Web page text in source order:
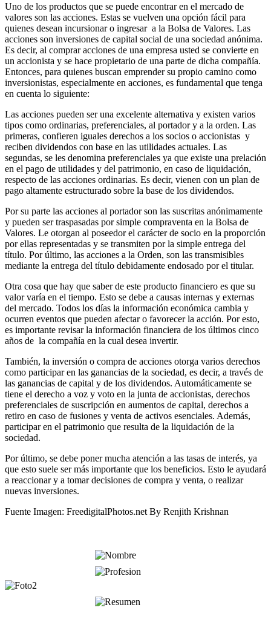
Uno de los productos que se puede encontrar en el mercado de
valores son las acciones. Estas se vuelven una opción fácil para
quienes desean incursionar o ingresar a la Bolsa de Valores. Las
acciones son inversiones de capital social de una sociedad anónima.
Es decir, al comprar acciones de una empresa usted se convierte en
un accionista y se hace propietario de una parte de dicha compañía.
Entonces, para quienes buscan emprender su propio camino como
inversionistas, especialmente en acciones, es fundamental que tenga
en cuenta lo siguiente:
Las acciones pueden ser una excelente alternativa y existen varios
tipos como ordinarias, preferenciales, al portador y a la orden. Las
primeras, confieren iguales derechos a los socios o accionistas y
reciben dividendos con base en las utilidades actuales. Las
segundas, se les denomina preferenciales ya que existe una prelación
en el pago de utilidades y del patrimonio, en caso de liquidación,
respecto de las acciones ordinarias. Es decir, vienen con un plan de
pago altamente estructurado sobre la base de los dividendos.
Por su parte las acciones al portador son las suscritas anónimamente
y pueden ser traspasadas por simple compraventa en la Bolsa de
Valores. Le otorgan al poseedor el carácter de socio en la proporción
por ellas representadas y se transmiten por la simple entrega del
título. Por último, las acciones a la Orden, son las transmisibles
mediante la entrega del título debidamente endosado por el titular.
Otra cosa que hay que saber de este producto financiero es que su
valor varía en el tiempo. Esto se debe a causas internas y externas
del mercado. Todos los días la información económica cambia y
ocurren eventos que pueden afectar o favorecer la acción. Por esto,
es importante revisar la información financiera de los últimos cinco
años de la compañía en la cual desea invertir.
También, la inversión o compra de acciones otorga varios derechos
como participar en las ganancias de la sociedad, es decir, a través de
las ganancias de capital y de los dividendos. Automáticamente se
tiene el derecho a voz y voto en la junta de accionistas, derechos
preferenciales de suscripción en aumentos de capital, derechos a
retiro en caso de fusiones y venta de activos esenciales. Además,
participar en el patrimonio que resulta de la liquidación de la
sociedad.
Por último, se debe poner mucha atención a las tasas de interés, ya
que esto suele ser más importante que los beneficios. Esto le ayudará
a reaccionar y a tomar decisiones de compra y venta, o realizar
nuevas inversiones.
Fuente Imagen: FreedigitalPhotos.net By Renjith Krishnan